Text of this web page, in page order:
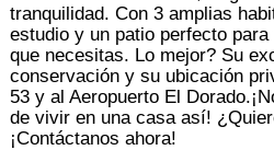
tranquilidad. Con 3 amplias
estudio y un patio perfecto
que necesitas. Lo mejor? Su
conservación y su ubicación
53 y al Aeropuerto El
de vivir en una casa así!
¡Contáctanos ahora!